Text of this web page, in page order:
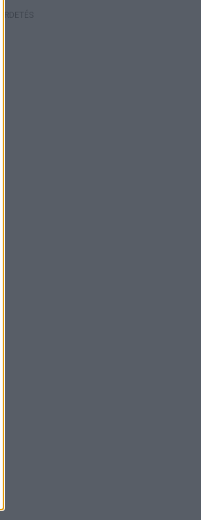
HIRDETÉS